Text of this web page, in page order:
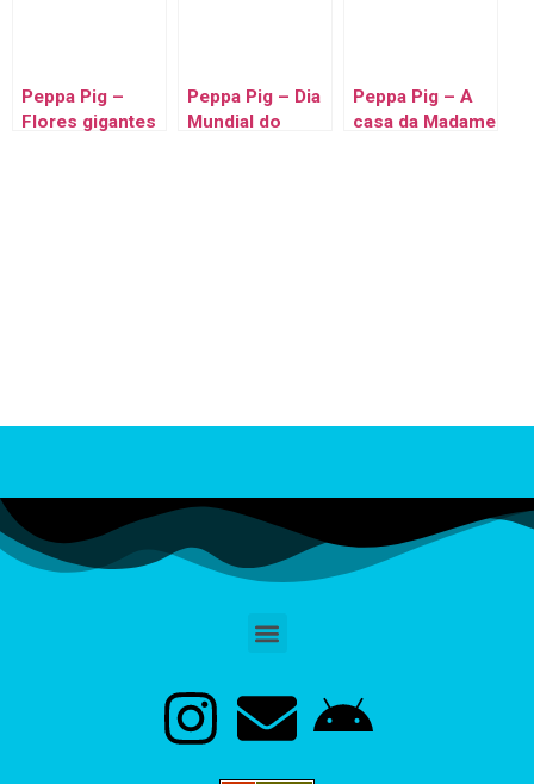
Peppa Pig –
Flores gigantes
Peppa Pig – Dia
Mundial do
Peppa Pig – A
casa da Madame